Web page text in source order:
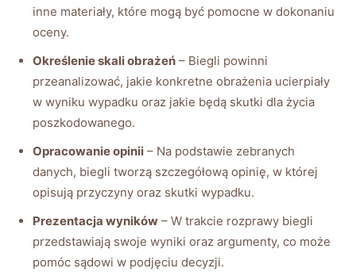
inne materiały, które mogą być pomocne w dokonaniu
oceny.
Określenie skali obrażeń – Biegli powinni
przeanalizować, jakie konkretne obrażenia ucierpiały
w wyniku wypadku oraz jakie będą skutki dla życia
poszkodowanego.
Opracowanie opinii – Na podstawie zebranych
danych, biegli tworzą szczegółową opinię, w której
opisują przyczyny oraz skutki wypadku.
Prezentacja wyników – W trakcie rozprawy biegli
przedstawiają swoje wyniki oraz argumenty, co może
pomóc sądowi w podjęciu decyzji.